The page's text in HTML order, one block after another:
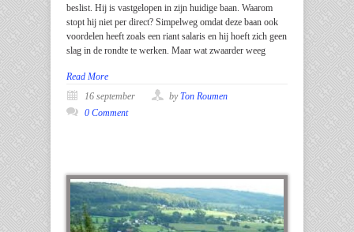
beslist. Hij is vastgelopen in zijn huidige baan. Waarom
stopt hij niet per direct? Simpelweg omdat deze baan ook
voordelen heeft zoals een riant salaris en hij hoeft zich geen
slag in de rondte te werken. Maar wat zwaarder weeg
Read More
16 september
byTon Roumen
0 Comment